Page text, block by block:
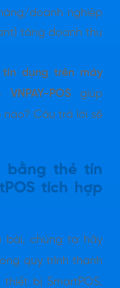
doanh nghiệp
tăng doanh thu
dụng trên máy
POSgiúp
Câu trả lời sẽ
bằng thẻ tín
tích hợp
bài, chúng ta hãy
quy trình thanh
bị SmartPOS.